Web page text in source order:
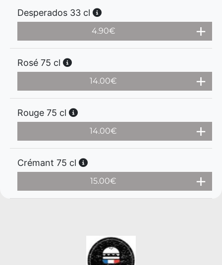
Desperados 33 cl
4.90€
Rosé 75 cl
14.00€
Rouge 75 cl
14.00€
Crémant 75 cl
15.00€